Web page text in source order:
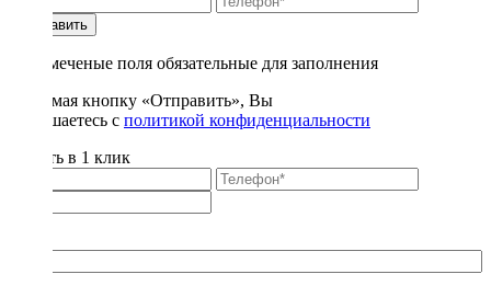
Отправить
* - отмеченые поля обязательные для заполнения
Нажимая кнопку «Отправить», Вы
соглашаетесь с политикой конфиденциальности
Купить в 1 клик